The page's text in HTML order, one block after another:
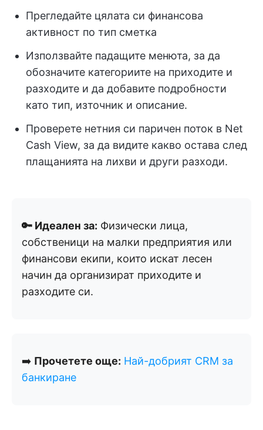
Прегледайте цялата си финансова
активност по тип сметка
Използвайте падащите менюта, за да
обозначите категориите на приходите и
разходите и да добавите подробности
като тип, източник и описание.
Проверете нетния си паричен поток в Net
Cash View, за да видите какво остава след
плащанията на лихви и други разходи.
🔑 Идеален за: Физически лица,
собственици на малки предприятия или
финансови екипи, които искат лесен
начин да организират приходите и
разходите си.
➡️ Прочетете още: Най-добрият CRM за
банкиране